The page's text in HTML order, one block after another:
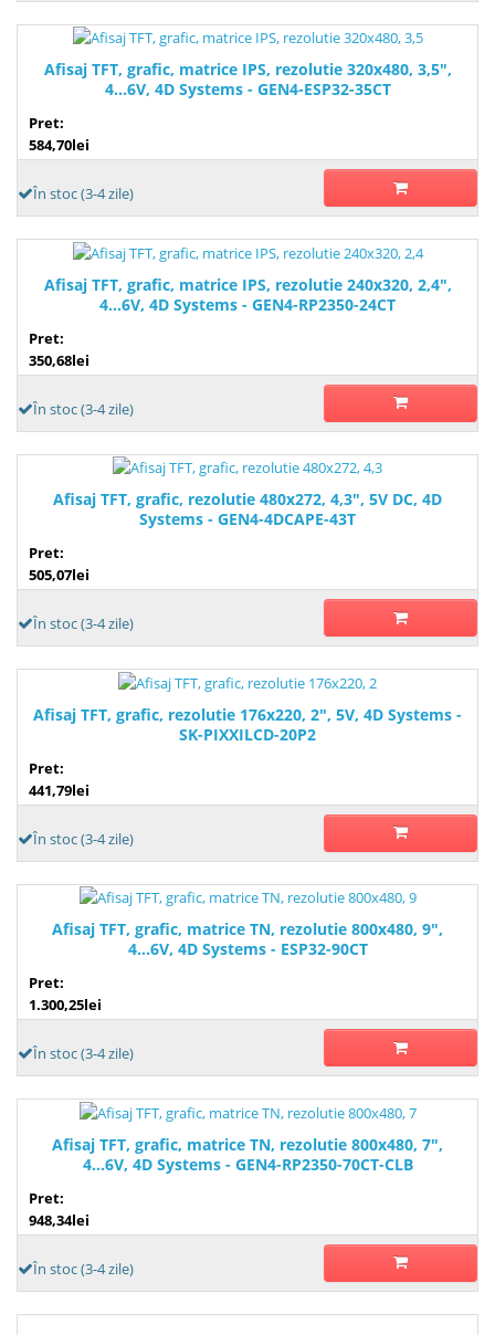
Afisaj TFT, grafic, matrice IPS, rezolutie 320x480, 3,5",
4...6V, 4D Systems - GEN4-ESP32-35CT
Pret:
584,70lei
În stoc (3-4 zile)
Afisaj TFT, grafic, matrice IPS, rezolutie 240x320, 2,4",
4...6V, 4D Systems - GEN4-RP2350-24CT
Pret:
350,68lei
În stoc (3-4 zile)
Afisaj TFT, grafic, rezolutie 480x272, 4,3", 5V DC, 4D
Systems - GEN4-4DCAPE-43T
Pret:
505,07lei
În stoc (3-4 zile)
Afisaj TFT, grafic, rezolutie 176x220, 2", 5V, 4D Systems -
SK-PIXXILCD-20P2
Pret:
441,79lei
În stoc (3-4 zile)
Afisaj TFT, grafic, matrice TN, rezolutie 800x480, 9",
4...6V, 4D Systems - ESP32-90CT
Pret:
1.300,25lei
În stoc (3-4 zile)
Afisaj TFT, grafic, matrice TN, rezolutie 800x480, 7",
4...6V, 4D Systems - GEN4-RP2350-70CT-CLB
Pret:
948,34lei
În stoc (3-4 zile)